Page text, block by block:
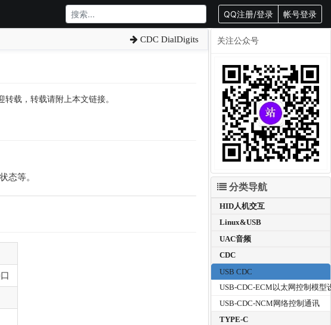
QQ注册/登录 帐号登录
CDC DialDigits
载，转载请附上本文链接。
态等。
关注公众号
分类导航
HID人机交互
Linux&USB
UAC音频
CDC
USB CDC
USB-CDC-ECM以太网控制模型
USB-CDC-NCM网络控制通讯
TYPE-C